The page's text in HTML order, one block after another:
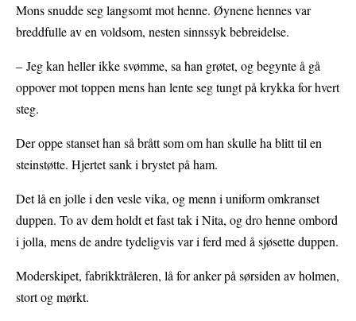
Mons snudde seg langsomt mot henne. Øynene hennes var
breddfulle av en voldsom, nesten sinnssyk bebreidelse.
– Jeg kan heller ikke svømme, sa han grøtet, og begynte å gå
oppover mot toppen mens han lente seg tungt på krykka for hvert
steg.
Der oppe stanset han så brått som om han skulle ha blitt til en
steinstøtte. Hjertet sank i brystet på ham.
Det lå en jolle i den vesle vika, og menn i uniform omkranset
duppen. To av dem holdt et fast tak i Nita, og dro henne ombord
i jolla, mens de andre tydeligvis var i ferd med å sjøsette duppen.
Moderskipet, fabrikktråleren, lå for anker på sørsiden av holmen,
stort og mørkt.